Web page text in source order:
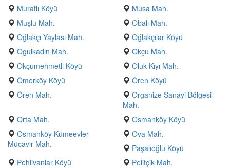
Muratlı Köyü
Musa Mah.
Muşlu Mah.
Obalı Mah.
Oğlakçı Yaylası Mah.
Oğlakçılar Köyü
Ogulkadın Mah.
Okçu Mah.
Okçumehmetli Köyü
Oluk Kıyı Mah.
Ömerköy Köyü
Ören Köyü
Ören Mah.
Organize Sanayi Bölgesi
Mah.
Orta Mah.
Osmanköy Köyü
Osmanköy Kümeevler
Mücavir Mah.
Ova Mah.
Paşalıoğlu Köyü
Pehlivanlar Köyü
Pelitçik Mah.